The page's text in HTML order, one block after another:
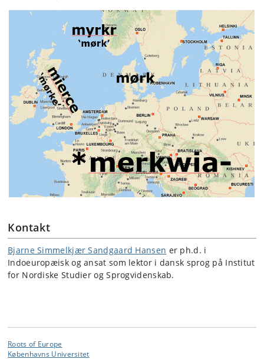
Kontakt
Bjarne Simmelkjær Sandgaard Hansen er ph.d. i
Indoeuropæisk og ansat som lektor i dansk sprog på Institut
for Nordiske Studier og Sprogvidenskab.
Roots of Europe
Københavns Universitet